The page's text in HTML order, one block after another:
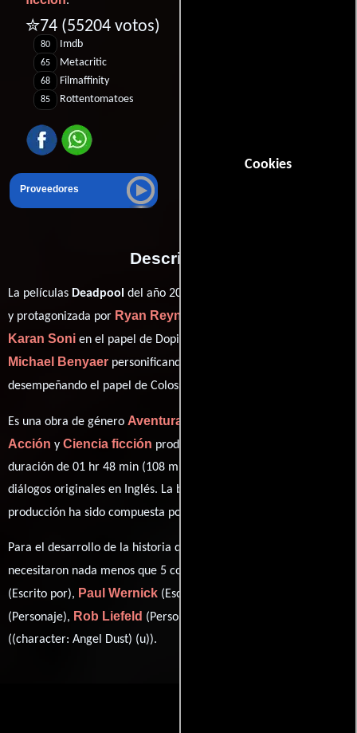
Cookies
✮74 (55204 votos)
80 Imdb
65 Metacritic
68 Filmaffinity
85 Rottentomatoes
Proveedores
Descripción
La películas Deadpool del año 2016, está dirigida por
y protagonizada por Ryan Reynolds
Karan Soni en el papel de Dopinder,
Michael Benyaer personificando a Warlord y
desempeñando el papel de Colossus (
Es una obra de género Aventura
Acción y Ciencia ficción producida en EE.UU.. Con una
duración de 01 hr 48 min (108 minutos), esta película tiene
diálogos originales en Inglés. La banda sonora para esta
producción ha sido compuesta por
Para el desarrollo de la historia que cuenta esta obra, se
necesitaron nada menos que 5 colaboraciones.
(Escrito por), Paul Wernick (Escrito por),
(Personaje), Rob Liefeld (Personaje) y
((character: Angel Dust) (u)).